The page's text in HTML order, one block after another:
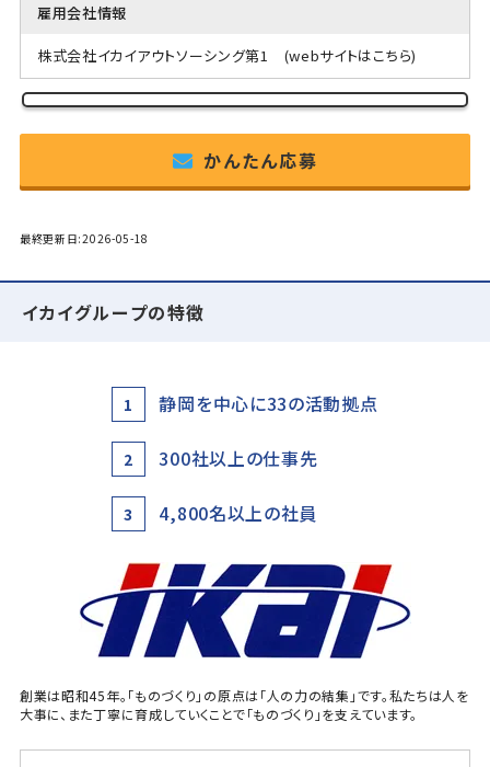
雇用会社情報
株式会社イカイアウトソーシング第1 (webサイトはこちら)
かんたん応募
最終更新日:2026-05-18
イカイグループの特徴
1 静岡を中心に33の活動拠点
2 300社以上の仕事先
3 4,800名以上の社員
創業は昭和45年。「ものづくり」の原点は「人の力の結集」です。私たちは人を
大事に、また丁寧に育成していくことで「ものづくり」を支えています。